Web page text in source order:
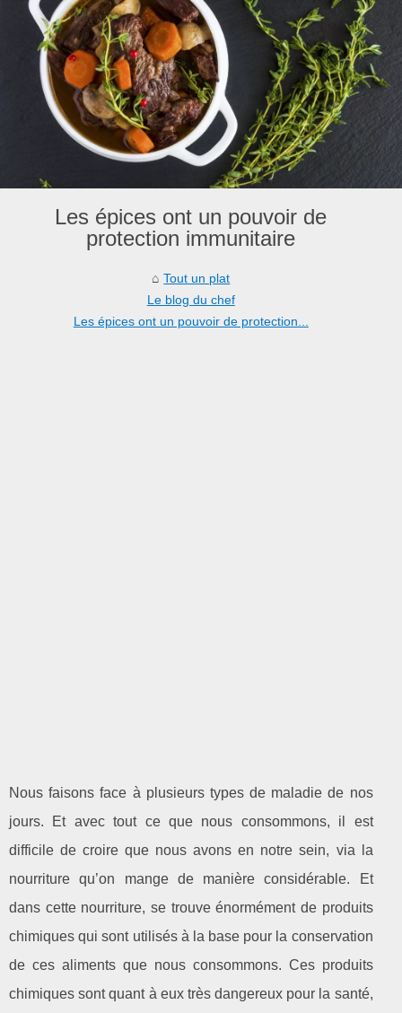
Les épices ont un pouvoir de
protection immunitaire
Tout un plat
Le blog du chef
Les épices ont un pouvoir de protection...
Nous faisons face à plusieurs types de maladie de nos
jours. Et avec tout ce que nous consommons, il est
difficile de croire que nous avons en notre sein, via la
nourriture qu’on mange de manière considérable. Et
dans cette nourriture, se trouve énormément de produits
chimiques qui sont utilisés à la base pour la conservation
de ces aliments que nous consommons. Ces produits
chimiques sont quant à eux très dangereux pour la santé,